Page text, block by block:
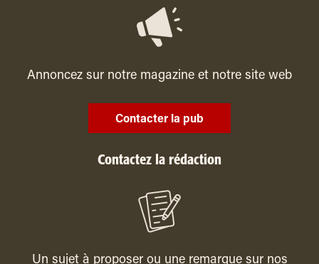
Annoncez sur notre magazine et notre site web
Contacter la pub
Contactez la rédaction
Un sujet à proposer ou une remarque sur nos